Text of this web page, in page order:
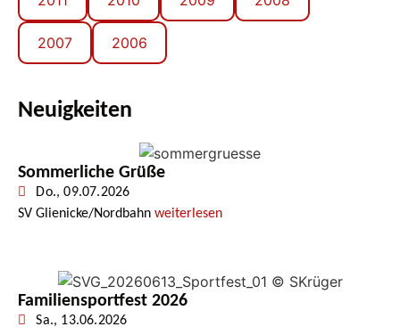
2007 2006
Neuigkeiten
Sommerliche Grüße
Do., 09.07.2026
SV Glienicke/Nordbahn weiterlesen
Familiensportfest 2026
Sa., 13.06.2026